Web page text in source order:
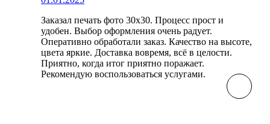
Заказал печать фото 30х30. Процесс прост и
удобен. Выбор оформления очень радует.
Оперативно обработали заказ. Качество на высоте,
цвета яркие. Доставка вовремя, всё в целости.
Приятно, когда итог приятно поражает.
Рекомендую воспользоваться услугами.